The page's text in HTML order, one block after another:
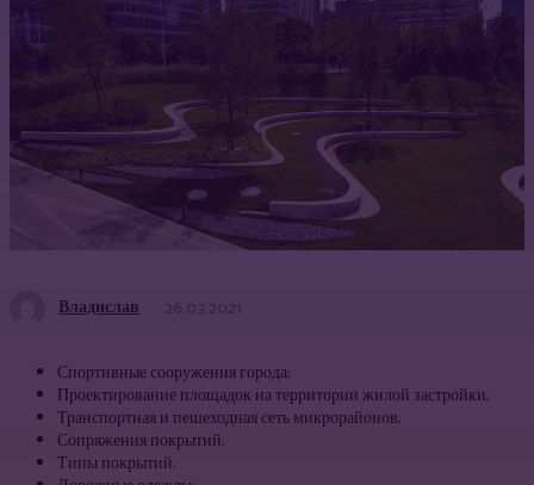
Владислав
Спортивные сооружения города;
Проектирование площадок на территории жилой застройки;
Транспортная и пешеходная сеть микрорайонов;
Сопряжения покрытий;
Типы покрытий;